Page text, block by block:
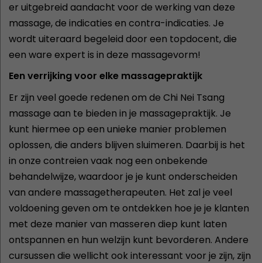
er uitgebreid aandacht voor de werking van deze
massage, de indicaties en contra-indicaties. Je
wordt uiteraard begeleid door een topdocent, die
een ware expert is in deze massagevorm!
Een verrijking voor elke massagepraktijk
Er zijn veel goede redenen om de Chi Nei Tsang
massage aan te bieden in je massagepraktijk. Je
kunt hiermee op een unieke manier problemen
oplossen, die anders blijven sluimeren. Daarbij is het
in onze contreien vaak nog een onbekende
behandelwijze, waardoor je je kunt onderscheiden
van andere massagetherapeuten. Het zal je veel
voldoening geven om te ontdekken hoe je je klanten
met deze manier van masseren diep kunt laten
ontspannen en hun welzijn kunt bevorderen. Andere
cursussen die wellicht ook interessant voor je zijn, zijn